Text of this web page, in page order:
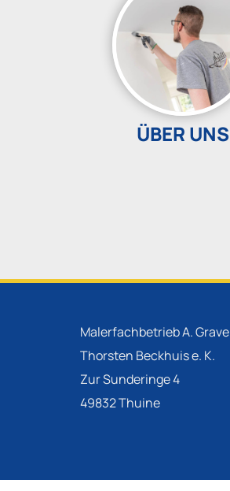
ÜBER UNS
Malerfachbetrieb A. Grave
Thorsten Beckhuis e. K.
Zur Sunderinge 4
49832 Thuine